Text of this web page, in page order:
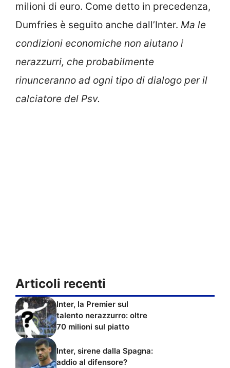
milioni di euro. Come detto in precedenza,
Dumfries è seguito anche dall’Inter. Ma le
condizioni economiche non aiutano i
nerazzurri, che probabilmente
rinunceranno ad ogni tipo di dialogo per il
calciatore del Psv.
Articoli recenti
Inter, la Premier sul
talento nerazzurro: oltre
70 milioni sul piatto
Inter, sirene dalla Spagna:
addio al difensore?